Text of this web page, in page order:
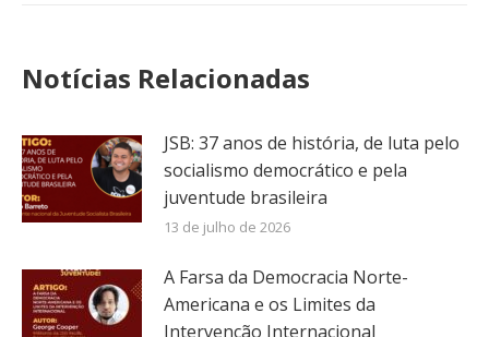
Notícias Relacionadas
JSB: 37 anos de história, de luta pelo
socialismo democrático e pela
juventude brasileira
13 de julho de 2026
A Farsa da Democracia Norte-
Americana e os Limites da
Intervenção Internacional